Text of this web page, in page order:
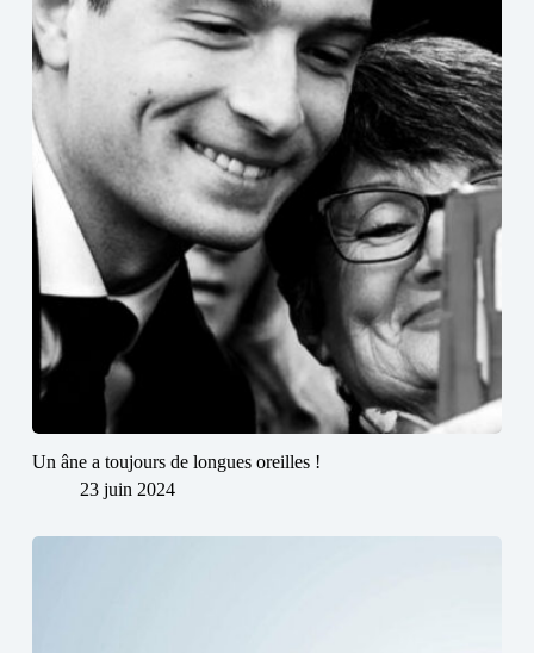
Un âne a toujours de longues oreilles !
23 juin 2024